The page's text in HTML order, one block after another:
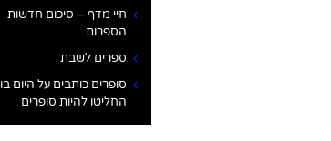
חיי מדף – סיכום חדשות
הספרות
ספרים לשבת
סופרים כותבים על היום בו
החליטו להיות סופרים